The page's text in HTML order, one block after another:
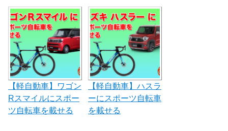
【軽自動車】ワゴン
Rスマイルにスポー
ツ自転車を載せる
【軽自動車】ハスラ
ーにスポーツ自転車
を載せる